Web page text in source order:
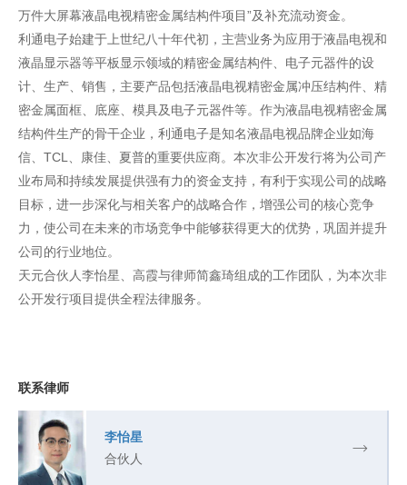
万件大屏幕液晶电视精密金属结构件项目”及补充流动资金。
利通电子始建于上世纪八十年代初，主营业务为应用于液晶电视和
液晶显示器等平板显示领域的精密金属结构件、电子元器件的设
计、生产、销售，主要产品包括液晶电视精密金属冲压结构件、精
密金属面框、底座、模具及电子元器件等。作为液晶电视精密金属
结构件生产的骨干企业，利通电子是知名液晶电视品牌企业如海
信、TCL、康佳、夏普的重要供应商。本次非公开发行将为公司产
业布局和持续发展提供强有力的资金支持，有利于实现公司的战略
目标，进一步深化与相关客户的战略合作，增强公司的核心竞争
力，使公司在未来的市场竞争中能够获得更大的优势，巩固并提升
公司的行业地位。
天元合伙人李怡星、高霞与律师简鑫琦组成的工作团队，为本次非
公开发行项目提供全程法律服务。
联系律师
李怡星
合伙人